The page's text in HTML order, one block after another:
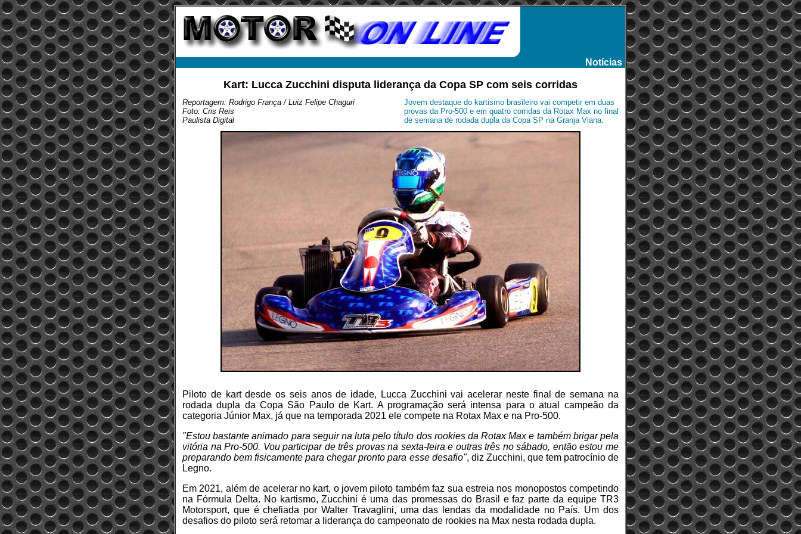
Notícias
Kart: Lucca Zucchini disputa liderança da Copa SP com seis corridas
Reportagem: Rodrigo França / Luiz Felipe Chaguri
Foto: Cris Reis
Paulista Digital
Jovem destaque do kartismo brasileiro vai competir em duas
provas da Pro-500 e em quatro corridas da Rotax Max no final
de semana de rodada dupla da Copa SP na Granja Viana.
Piloto de kart desde os seis anos de idade, Lucca Zucchini vai acelerar neste final de semana na
rodada dupla da Copa São Paulo de Kart. A programação será intensa para o atual campeão da
categoria Júnior Max, já que na temporada 2021 ele compete na Rotax Max e na Pro-500.
"Estou bastante animado para seguir na luta pelo título dos rookies da Rotax Max e também brigar pela
vitória na Pro-500. Vou participar de três provas na sexta-feira e outras três no sábado, então estou me
preparando bem fisicamente para chegar pronto para esse desafio", diz Zucchini, que tem patrocínio de
Legno.
Em 2021, além de acelerar no kart, o jovem piloto também faz sua estreia nos monopostos competindo
na Fórmula Delta. No kartismo, Zucchini é uma das promessas do Brasil e faz parte da equipe TR3
Motorsport, que é chefiada por Walter Travaglini, uma das lendas da modalidade no País. Um dos
desafios do piloto será retomar a liderança do campeonato de rookies na Max nesta rodada dupla.